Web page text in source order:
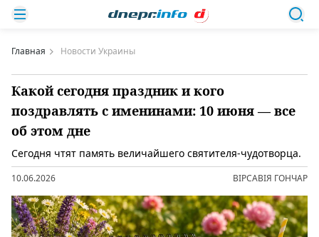
Главная Новости Украины
Какой сегодня праздник и кого
поздравлять с именинами: 10 июня — все
об этом дне
Сегодня чтят память величайшего святителя-чудотворца.
10.06.2026 ВІРСАВІЯ ГОНЧАР